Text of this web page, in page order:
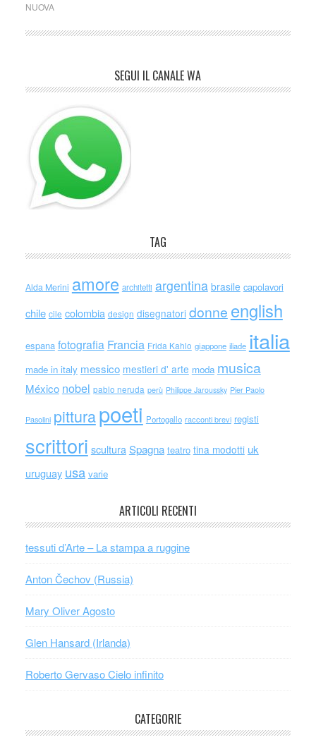
NUOVA
SEGUI IL CANALE WA
TAG
Alda Merini amore architetti argentina brasile capolavori
chile cile colombia design disegnatori donne english
espana fotografia Francia Frida Kahlo giappone iliade italia
made in italy messico mestieri d' arte moda musica
México nobel pablo neruda perù Philippe Jaroussky Pier Paolo
Pasolini pitturapoeti Portogallo racconti brevi registi
scrittori scultura Spagna teatro tina modotti uk
uruguay usa varie
ARTICOLI RECENTI
tessuti d’Arte – La stampa a ruggine
Anton Čechov (Russia)
Mary Oliver Agosto
Glen Hansard (Irlanda)
Roberto Gervaso Cielo infinito
CATEGORIE